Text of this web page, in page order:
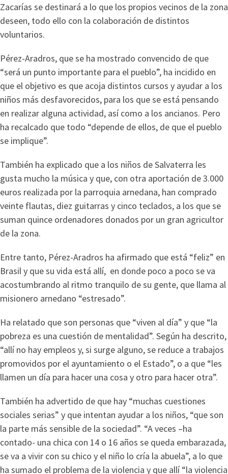
Zacarías se destinará a lo que los propios vecinos de la zona
deseen, todo ello con la colaboración de distintos
voluntarios.
Pérez-Aradros, que se ha mostrado convencido de que
“será un punto importante para el pueblo”, ha incidido en
que el objetivo es que acoja distintos cursos y ayudar a los
niños más desfavorecidos, para los que se está pensando
en realizar alguna actividad, así como a los ancianos. Pero
ha recalcado que todo “depende de ellos, de que el pueblo
se implique”.
También ha explicado que a los niños de Salvaterra les
gusta mucho la música y que, con otra aportación de 3.000
euros realizada por la parroquia arnedana, han comprado
veinte flautas, diez guitarras y cinco teclados, a los que se
suman quince ordenadores donados por un gran agricultor
de la zona.
Entre tanto, Pérez-Aradros ha afirmado que está “feliz” en
Brasil y que su vida está allí, en donde poco a poco se va
acostumbrando al ritmo tranquilo de su gente, que llama al
misionero arnedano “estresado”.
Ha relatado que son personas que “viven al día” y que “la
pobreza es una cuestión de mentalidad”. Según ha descrito,
“allí no hay empleos y, si surge alguno, se reduce a trabajos
promovidos por el ayuntamiento o el Estado”, o a que “les
llamen un día para hacer una cosa y otro para hacer otra”.
También ha advertido de que hay “muchas cuestiones
sociales serias” y que intentan ayudar a los niños, “que son
la parte más sensible de la sociedad”. “A veces –ha
contado- una chica con 14 o 16 años se queda embarazada,
se va a vivir con su chico y el niño lo cría la abuela”, a lo que
ha sumado el problema de la violencia y que allí “la violencia